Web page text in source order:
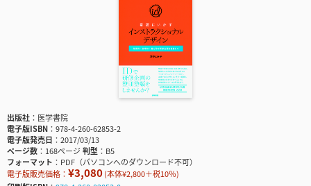
出版社
医学書院
電子版ISBN
978-4-260-62853-2
電子版発売日
2017/03/13
ページ数
168ページ判型
B5
フォーマット
PDF（パソコンへのダウンロード不可）
電子版販売価格： ¥3,080(本体¥2,800＋税10％)